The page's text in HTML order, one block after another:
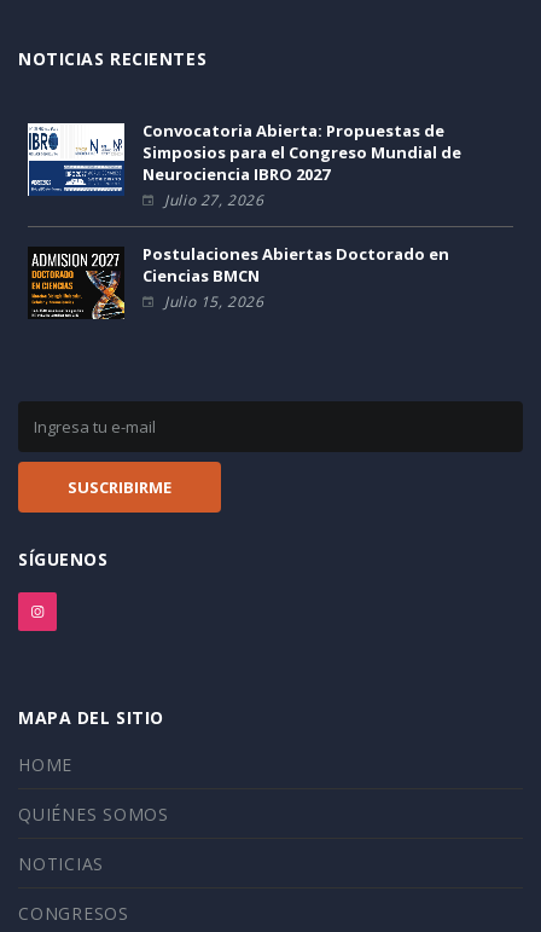
NOTICIAS RECIENTES
Convocatoria Abierta: Propuestas de
Simposios para el Congreso Mundial de
Neurociencia IBRO 2027
Julio 27, 2026
Postulaciones Abiertas Doctorado en
Ciencias BMCN
Julio 15, 2026
SÍGUENOS
MAPA DEL SITIO
HOME
QUIÉNES SOMOS
NOTICIAS
CONGRESOS